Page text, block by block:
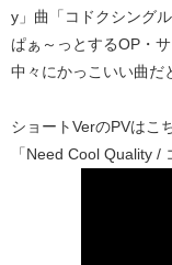
y」曲「コドクシング
ぱぁ～っとするOP・
中々にかっこいい曲だ
ショートVerのPVはこ
「Need Cool Quality